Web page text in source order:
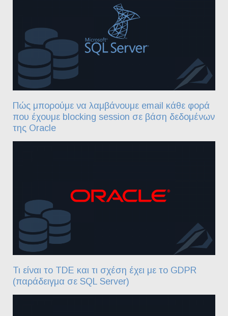
Πώς μπορούμε να λαμβάνουμε email κάθε φορά
που έχουμε blocking session σε βάση δεδομένων
της Oracle
Τι είναι το TDE και τι σχέση έχει με το GDPR
(παράδειγμα σε SQL Server)